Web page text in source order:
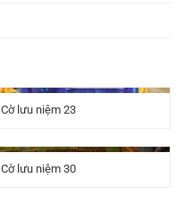
Cờ lưu niệm 23
Cờ lưu niệm 30